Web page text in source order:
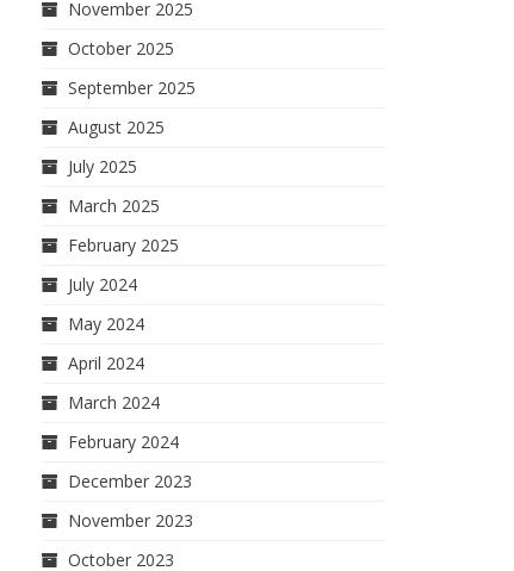
November 2025
October 2025
September 2025
August 2025
July 2025
March 2025
February 2025
July 2024
May 2024
April 2024
March 2024
February 2024
December 2023
November 2023
October 2023